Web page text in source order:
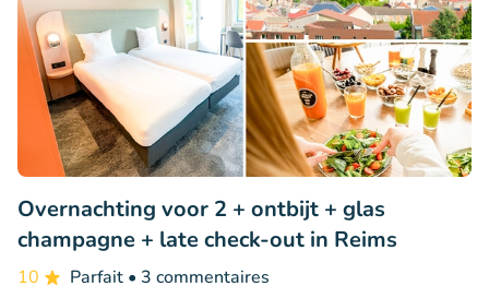
Overnachting voor 2 + ontbijt + glas
champagne + late check-out in Reims
10 Parfait • 3 commentaires